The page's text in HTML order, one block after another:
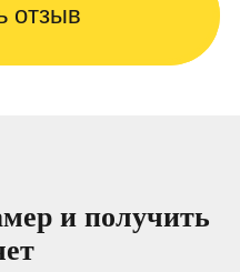
отзыв
и получить